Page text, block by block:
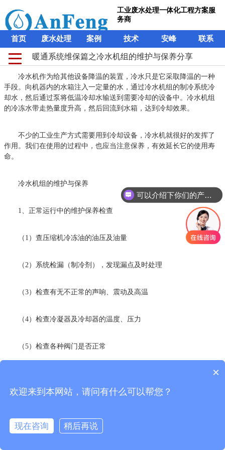
工业废水处理一体化工程方案服
务商
首页 废水处理 案例 技术 安峰 联系
暖通系统维保篇之冷水机组的维护与保养分享
冷水机作为给其他设备降温的装置，冷水只是它采取降温的一种
手段。向机器内的水箱注入一定量的水，通过冷水机组的制冷系统冷
却水，然后通过泵将低温冷却水输送到需要冷却的设备中。冷水机组
的冷冻水带走热量度升高，然后回流到水箱，达到冷却效果。
不少的工业生产方式需要用到冷却设备，冷水机就很好的发挥了
作用。我们在使用的过程中，也应当注意保养，有效延长它的使用寿
命。
冷水机组的维护与保养
1、正常运行中的维护保养检查
（1）查压缩机冷冻油的油压及油量
（2）系统检漏（制冷剂），发现漏点及时处理
（3）检查有无不正常的声响、震动及高温
（4）检查冷凝器及冷却器的温度、压力
（5）检查各种阀门是否正常
（8）检查电气控制部分有无异常；检查各仪表、控制器的工作状
可以介绍下你们的产品么？
×
欢迎来到本网站，请问有什么可以帮您？
现在咨询 稍后再说